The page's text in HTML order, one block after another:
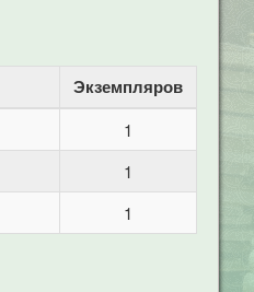
Экземпляров
1
1
1